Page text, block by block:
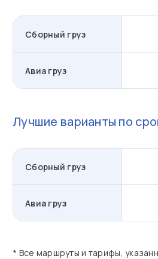
Сборный груз
Авиа груз
Лучшие варианты по
Сборный груз
Авиа груз
* Все маршруты и тарифы,